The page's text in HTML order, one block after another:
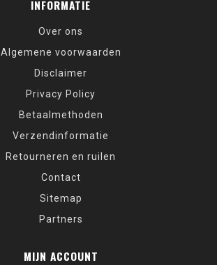
INFORMATIE
Over ons
Algemene voorwaarden
Disclaimer
Privacy Policy
Betaalmethoden
Verzendinformatie
Retourneren en ruilen
Contact
Sitemap
Partners
MIJN ACCOUNT